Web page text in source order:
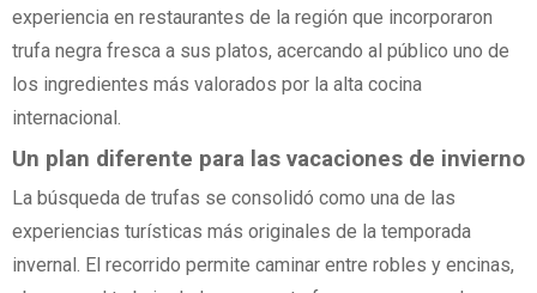
experiencia en restaurantes de la región que incorporaron
trufa negra fresca a sus platos, acercando al público uno de
los ingredientes más valorados por la alta cocina
internacional.
Un plan diferente para las vacaciones de invierno
La búsqueda de trufas se consolidó como una de las
experiencias turísticas más originales de la temporada
invernal. El recorrido permite caminar entre robles y encinas,